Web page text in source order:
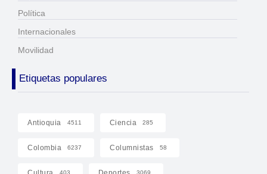
Política
Internacionales
Movilidad
Etiquetas populares
Antioquia 4511 Ciencia 285
Colombia 6237 Columnistas 58
403 3069